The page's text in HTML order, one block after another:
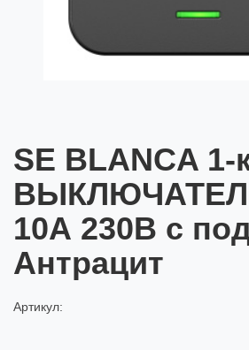
SE BLANCA 1-
10А 230В с
Антрацит
Артикул: